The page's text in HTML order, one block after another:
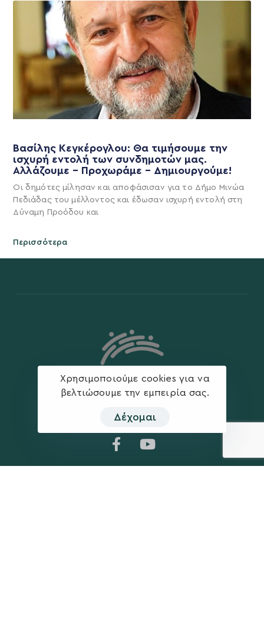
Βασίλης Κεγκέρογλου: Θα τιμήσουμε την
ισχυρή εντολή των συνδημοτών μας.
Αλλάζουμε – Προχωράμε – Δημιουργούμε!
Οι δημότες μίλησαν και αποφάσισαν για το Δήμο Μινώα
Πεδιάδας του μέλλοντος και έδωσαν ισχυρή εντολή στη
Δύναμη Προόδου και
Περισσότερα
Χρησιμοποιούμε cookies για να
βελτιώσουμε την εμπειρία σας.
Δέχομαι